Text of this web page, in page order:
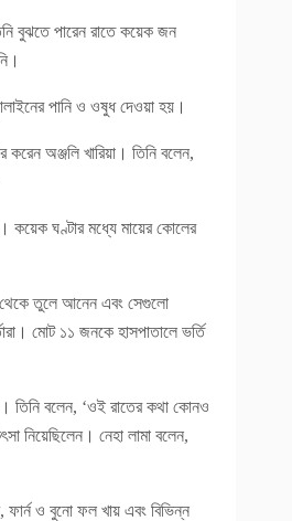
বুঝতে পারেন রাতে কয়েক জন
পানি ও ওষুধ দেওয়া হয়।
অঞ্জলি খারিয়া। তিনি বলেন,
কয়েক ঘণ্টার মধ্যে মায়ের কোলের
থেকে তুলে আনেন এবং সেগুলো
মোট ১১ জনকে হাসপাতালে ভর্তি
তিনি বলেন, ‘ওই রাতের কথা কোনও
নিয়েছিলেন। নেহা লামা বলেন,
ফার্ন ও বুনো ফল খায় এবং বিভিন্ন